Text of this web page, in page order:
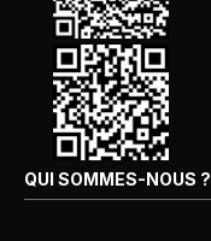
QUI SOMMES-NOUS ?